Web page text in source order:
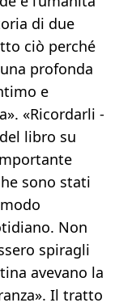
di due
ciò perché
profonda
e
«Ricordarli -
libro su
sono stati
Non
spiragli
avevano la
Il tratto